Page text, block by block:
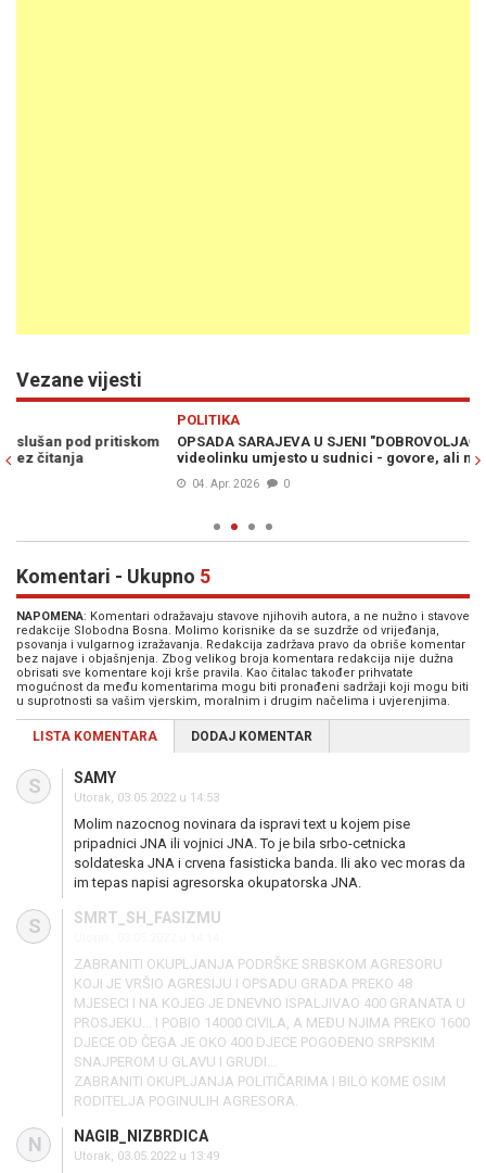
Vezane vijesti
OPSADA SARAJEVA U SJENI "DOBROVOLJAČKE": Svjedoci na
videolinku umjesto u sudnici - govore, ali ne odgovaraju
Komentari - Ukupno 5
NAPOMENA: Komentari odražavaju stavove njihovih autora, a ne nužno i stavove
redakcije Slobodna Bosna. Molimo korisnike da se suzdrže od vrijeđanja,
psovanja i vulgarnog izražavanja. Redakcija zadržava pravo da obriše komentar
bez najave i objašnjenja. Zbog velikog broja komentara redakcija nije dužna
obrisati sve komentare koji krše pravila. Kao čitalac također prihvatate
mogućnost da među komentarima mogu biti pronađeni sadržaji koji mogu biti
u suprotnosti sa vašim vjerskim, moralnim i drugim načelima i uvjerenjima.
LISTA KOMENTARA DODAJ KOMENTAR
S SAMY
Utorak, 03.05.2022 u 14:53
Molim nazocnog novinara da ispravi text u kojem pise
pripadnici JNA ili vojnici JNA. To je bila srbo-cetnicka
soldateska JNA i crvena fasisticka banda. Ili ako vec moras da
im tepas napisi agresorska okupatorska JNA.
S SMRT_SH_FASIZMU
ZABRANITI OKUPLJANJA PODRŠKE SRBSKOM AGRESORU
KOJI JE VRŠIO AGRESIJU I OPSADU GRADA PREKO 48
MJESECI I NA KOJEG JE DNEVNO ISPALJIVAO 400 GRANATA U
PROSJEKU... I POBIO 14000 CIVILA, A MEĐU NJIMA PREKO 1600
DJECE OD ČEGA JE OKO 400 DJECE POGOĐENO SRPSKIM
SNAJPEROM U GLAVU I GRUDI...
ZABRANITI OKUPLJANJA POLITIČARIMA I BILO KOME OSIM
RODITELJA POGINULIH AGRESORA.
N NAGIB_NIZBRDICA
Utorak, 03.05.2022 u 13:49